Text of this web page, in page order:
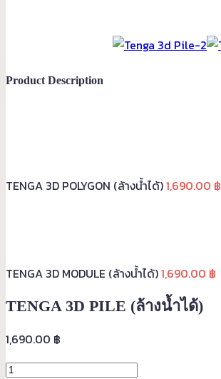
Product Description
TENGA 3D POLYGON (ล้างน้ำได้)1,690.00 ฿
TENGA 3D MODULE (ล้างน้ำได้)1,690.00 ฿
TENGA 3D PILE (ล้างน้ำได้)
1,690.00 ฿
TENGA